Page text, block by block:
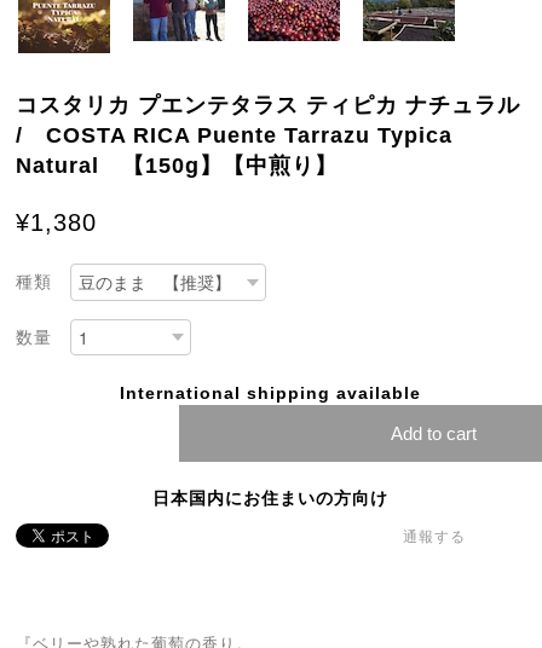
コスタリカ プエンテタラス ティピカ ナチュラル
/ COSTA RICA Puente Tarrazu Typica
Natural 【150g】【中煎り】
¥1,380
種類
数量
International shipping available
Add to cart
日本国内にお住まいの方向け
通報する
『ベリーや熟れた葡萄の香り。